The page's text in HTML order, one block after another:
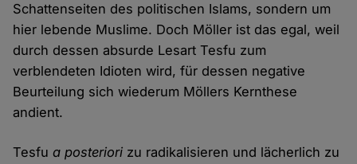
Schattenseiten des politischen Islams, sondern um
hier lebende Muslime. Doch Möller ist das egal, weil
durch dessen absurde Lesart Tesfu zum
verblendeten Idioten wird, für dessen negative
Beurteilung sich wiederum Möllers Kernthese
andient.
Tesfua posteriori zu radikalisieren und lächerlich zu